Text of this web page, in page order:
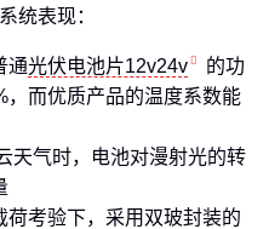
统表现：
通光伏电池片12v24v
的功
而优质产品的温度系数能
天气时，电池对漫射光的转
荷考验下，采用双玻封装的